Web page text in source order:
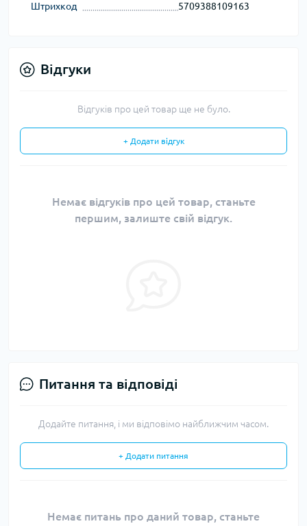
Штрихкод 5709388109163
Відгуки
Відгуків про цей товар ще не було.
+ Додати відгук
Немає відгуків про цей товар, станьте
першим, залиште свій відгук.
Питання та відповіді
Додайте питання, і ми відповімо найближчим часом.
+ Додати питання
Немає питань про даний товар, станьте